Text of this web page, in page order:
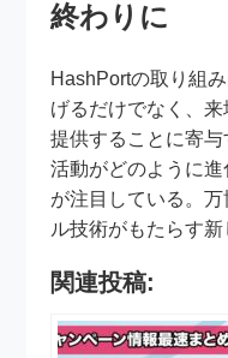
終わりに
HashPortの取り組
げるだけでなく、
提供することに寄
活動がどのように
が注目している。
ル技術がもたらす新
関連投稿: